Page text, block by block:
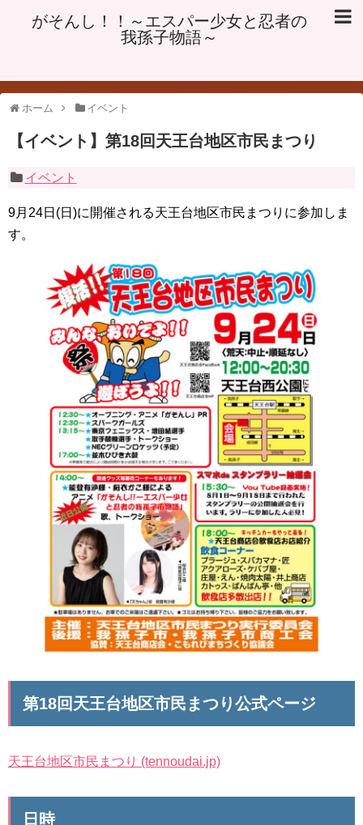
がそんし！！～エスパー少女と忍者の
我孫子物語～
ホーム イベント
【イベント】第18回天王台地区市民まつり
イベント
9月24日(日)に開催される天王台地区市民まつりに参加しま
す。
第18回天王台地区市民まつり公式ページ
天王台地区市民まつり (tennoudai.jp)
日時